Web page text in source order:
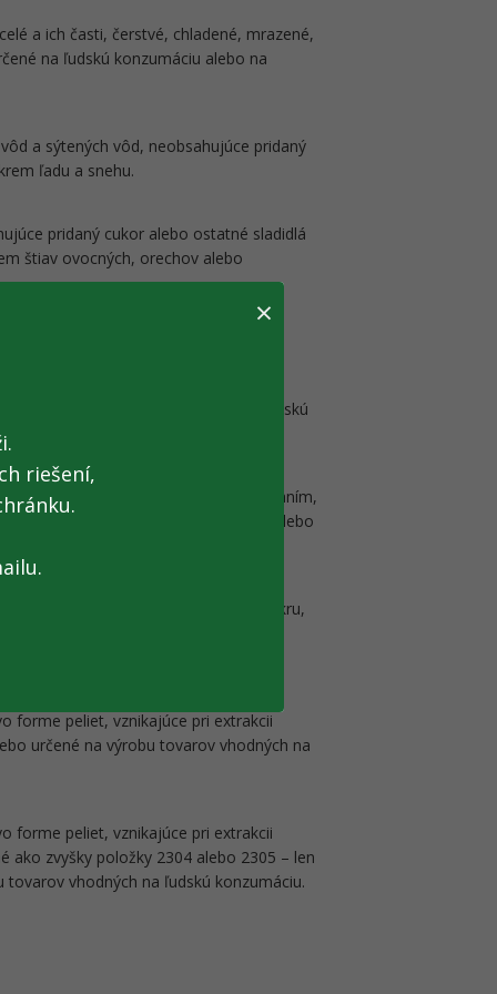
a ich časti, čerstvé, chladené, mrazené,
na ľudskú konzumáciu alebo na
a sýtených vôd, neobsahujúce pridaný
ľadu a snehu.
pridaný cukor alebo ostatné sladidlá
štiav ovocných, orechov alebo
na výrobu tovarov vhodných na ľudskú
tiež vo forme peliet, získané preosievaním,
– len určené na ľudskú konzumáciu alebo
bagasa a ostatný odpad z výroby cukru,
forme peliet – len určené na ľudskú
na ľudskú konzumáciu.
forme peliet, vznikajúce pri extrakcii
určené na výrobu tovarov vhodných na
forme peliet, vznikajúce pri extrakcii
ako zvyšky položky 2304 alebo 2305 – len
vhodných na ľudskú konzumáciu.
×
riešení,